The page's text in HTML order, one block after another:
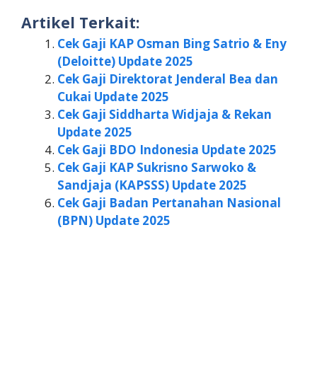
Artikel Terkait:
Cek Gaji KAP Osman Bing Satrio & Eny
(Deloitte) Update 2025
Cek Gaji Direktorat Jenderal Bea dan
Cukai Update 2025
Cek Gaji Siddharta Widjaja & Rekan
Update 2025
Cek Gaji BDO Indonesia Update 2025
Cek Gaji KAP Sukrisno Sarwoko &
Sandjaja (KAPSSS) Update 2025
Cek Gaji Badan Pertanahan Nasional
(BPN) Update 2025